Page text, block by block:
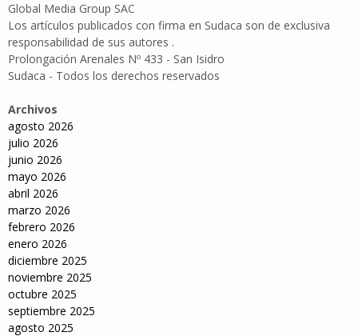
Global Media Group SAC
Los artículos publicados con firma en Sudaca son de exclusiva
responsabilidad de sus autores .
Prolongación Arenales Nº 433 - San Isidro
Sudaca - Todos los derechos reservados
Archivos
agosto 2026
julio 2026
junio 2026
mayo 2026
abril 2026
marzo 2026
febrero 2026
enero 2026
diciembre 2025
noviembre 2025
octubre 2025
septiembre 2025
agosto 2025